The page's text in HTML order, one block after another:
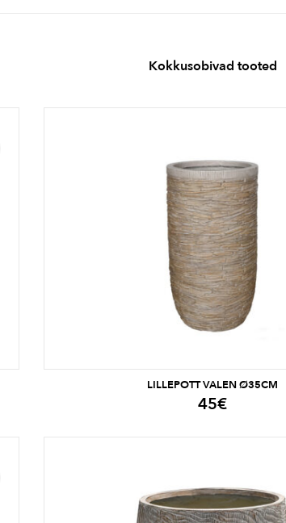
Kokkusobivad tooted
LILLEPOTT VALEN Ø35CM
45€